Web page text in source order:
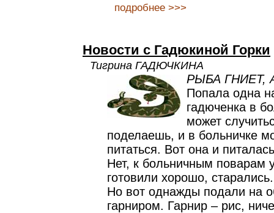
подробнее >>>
Новости с Гадюкиной Горки
Тигрина ГАДЮЧКИНА
РЫБА ГНИЕТ,
Попала одна
гадюченка в
может
поделаешь, и в больничке
питаться. Вот она и
Нет, к больничным поварам
готовили хорошо, старались.
Но вот однажды подали на
гарниром. Гарнир – рис,